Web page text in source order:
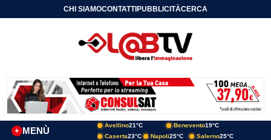
CHI SIAMOCONTATTIPUBBLICITÀCERCA
MENÙ
+
Avellino21°C Benevento19°C
Caserta23°C Napoli25°C Salerno25°C